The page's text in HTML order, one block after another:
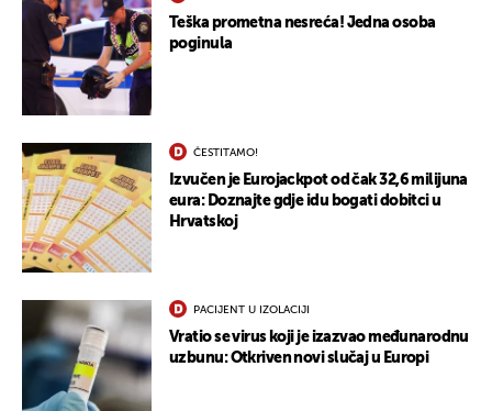
Teška prometna nesreća! Jedna osoba
poginula
ČESTITAMO!
Izvučen je Eurojackpot od čak 32,6 milijuna
eura: Doznajte gdje idu bogati dobitci u
Hrvatskoj
PACIJENT U IZOLACIJI
Vratio se virus koji je izazvao međunarodnu
uzbunu: Otkriven novi slučaj u Europi